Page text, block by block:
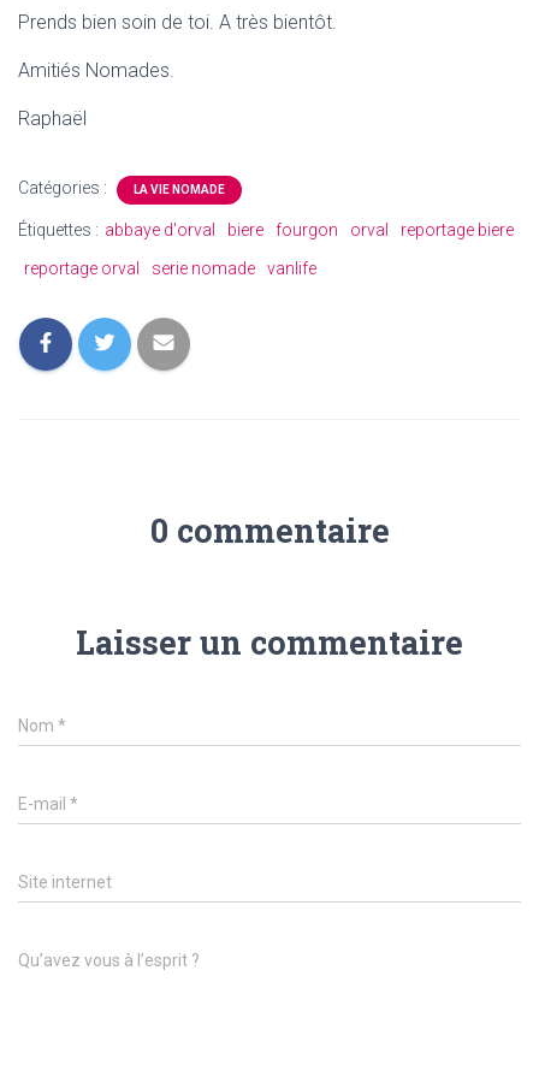
Prends bien soin de toi. A très bientôt.
Amitiés Nomades.
Raphaël
Catégories : LA VIE NOMADE
Étiquettes : abbaye d'orval biere fourgon orval
reportage biere
reportage orval
serie nomade vanlife
0 commentaire
Laisser un commentaire
Nom *
E-mail *
Site internet
Qu’avez vous à l’esprit ?